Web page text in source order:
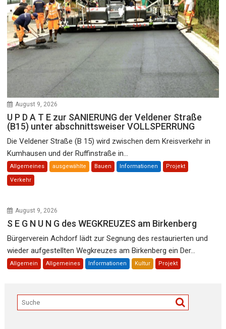
August 9, 2026
U P D A T E zur SANIERUNG der Veldener Straße
(B15) unter abschnittsweiser VOLLSPERRUNG
Die Veldener Straße (B 15) wird zwischen dem Kreisverkehr in
Kumhausen und der Ruffinstraße in...
Allgemeines ausgewählte Bauen Informationen Projekt
Verkehr
August 9, 2026
S E G N U N G des WEGKREUZES am Birkenberg
Bürgerverein Achdorf lädt zur Segnung des restaurierten und
wieder aufgestellten Wegkreuzes am Birkenberg ein Der...
Allgemein Allgemeines Informationen Kultur Projekt